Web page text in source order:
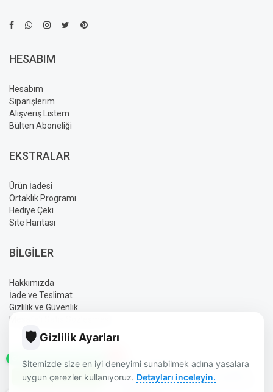
HESABIM
Hesabım
Siparişlerim
Alışveriş Listem
Bülten Aboneliği
EKSTRALAR
Ürün İadesi
Ortaklık Programı
Hediye Çeki
Site Haritası
BILGILER
Hakkımızda
İade ve Teslimat
Gizlilik ve Güvenlik
Mesafeli Satış Sözleşmesi
AYLIN ELEKTRONIK BURDUR | GÜVENLIK | UYDU | OTO SES
SISTEMLERI | ELEKTRONIK ÜRÜNLER © 2026 - TÜM HAKLARI
🛡️ Gizlilik Ayarları
Sitemizde size en iyi deneyimi sunabilmek adına yasalara
uygun çerezler kullanıyoruz. Detayları inceleyin.